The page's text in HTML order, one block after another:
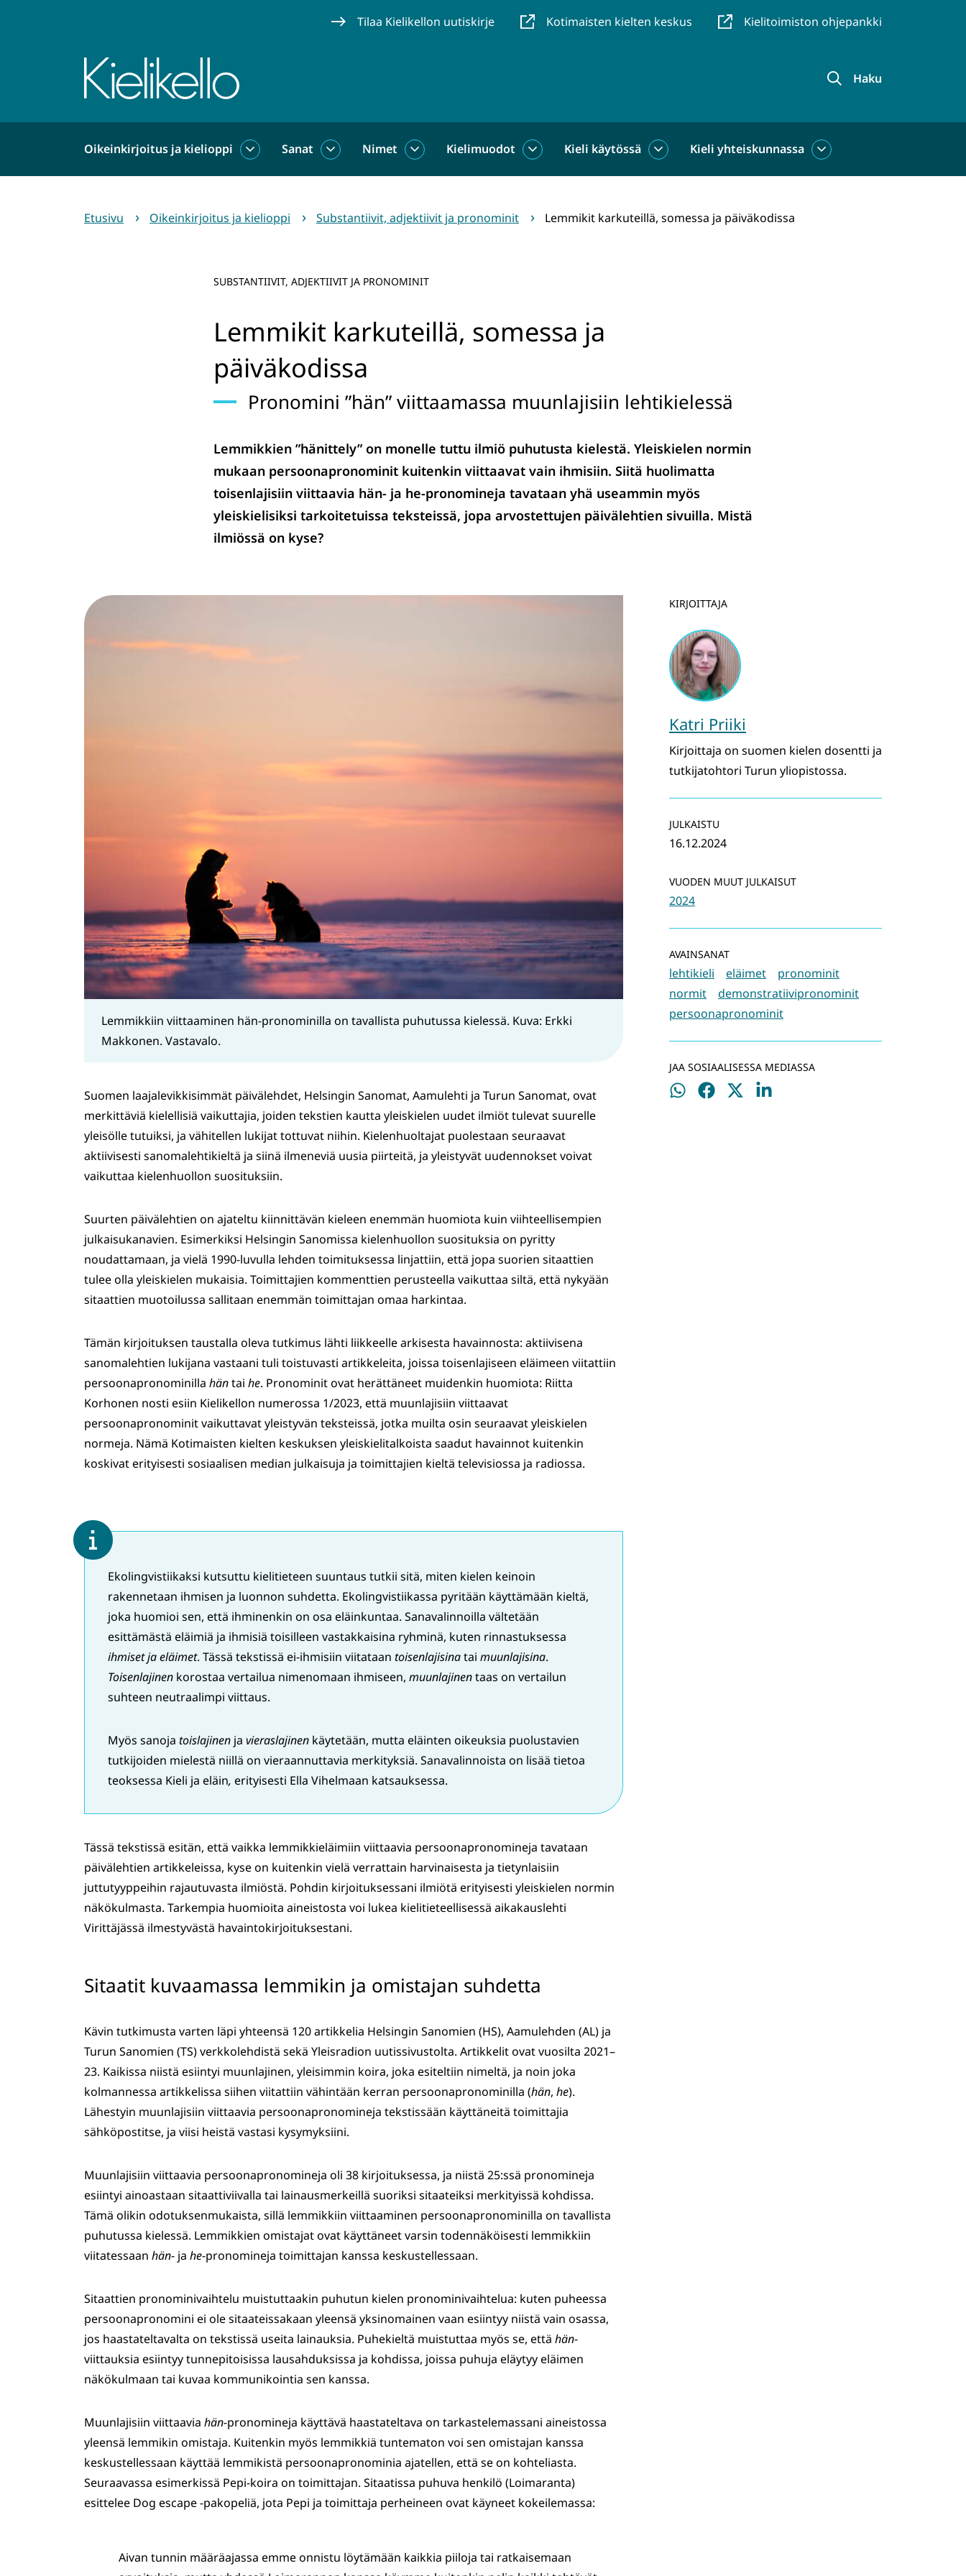
Tilaa Kielikellon uutiskirje Kotimaisten kielten keskus Kielitoimiston ohjepankki
Etusivu
Haku
Oikeinkirjoitus ja kielioppi
Oikeinkirjoitus
Sanat
Sanat
Nimet
NimetKielimuodot
KielimuodotKieli käytössä
Kieli
Kieli yhteiskunnassa
Kieli
Etusivu
Oikeinkirjoitus ja kielioppi Substantiivit, adjektiivit ja pronominit Lemmikit karkuteillä, somessa ja päiväkodissa
SUBSTANTIIVIT, ADJEKTIIVIT JA PRONOMINIT
Lemmikit karkuteillä, somessa ja
päiväkodissa
Pronomini ”hän” viittaamassa muunlajisiin lehtikielessä
Lemmikkien ”hänittely” on monelle tuttu ilmiö puhutusta kielestä. Yleiskielen normin
mukaan persoonapronominit kuitenkin viittaavat vain ihmisiin. Siitä huolimatta
toisenlajisiin viittaavia hän- ja he-pronomineja tavataan yhä useammin myös
yleiskielisiksi tarkoitetuissa teksteissä, jopa arvostettujen päivälehtien sivuilla. Mistä
ilmiössä on kyse?
KIRJOITTAJA
Katri Priiki
Kirjoittaja on suomen kielen dosentti ja
tutkijatohtori Turun yliopistossa.
JULKAISTU
16.12.2024
VUODEN MUUT JULKAISUT
2024
AVAINSANAT
lehtikieli eläimet
pronominit
normit
demonstratiivipronominit
persoonapronominit
JAA SOSIAALISESSA MEDIASSA
Jaa
Jaa
Jaa
Jaa
Lemmikkiin viittaaminen hän-pronominilla on tavallista puhutussa kielessä. Kuva: Erkki
Makkonen. Vastavalo.
Suomen laajalevikkisimmät päivälehdet, Helsingin Sanomat, Aamulehti ja Turun Sanomat, ovat
merkittäviä kielellisiä vaikuttajia, joiden tekstien kautta yleiskielen uudet ilmiöt tulevat suurelle
yleisölle tutuiksi, ja vähitellen lukijat tottuvat niihin. Kielenhuoltajat puolestaan seuraavat
aktiivisesti sanomalehtikieltä ja siinä ilmeneviä uusia piirteitä, ja yleistyvät uudennokset voivat
vaikuttaa kielenhuollon suosituksiin.
Suurten päivälehtien on ajateltu kiinnittävän kieleen enemmän huomiota kuin viihteellisempien
julkaisukanavien. Esimerkiksi Helsingin Sanomissa kielenhuollon suosituksia on pyritty
noudattamaan, ja vielä 1990-luvulla lehden toimituksessa linjattiin, että jopa suorien sitaattien
tulee olla yleiskielen mukaisia. Toimittajien kommenttien perusteella vaikuttaa siltä, että nykyään
sitaattien muotoilussa sallitaan enemmän toimittajan omaa harkintaa.
Tämän kirjoituksen taustalla oleva tutkimus lähti liikkeelle arkisesta havainnosta: aktiivisena
sanomalehtien lukijana vastaani tuli toistuvasti artikkeleita, joissa toisenlajiseen eläimeen viitattiin
persoonapronominilla häntai he. Pronominit ovat herättäneet muidenkin huomiota: Riitta
Korhonen nosti esiin Kielikellon numerossa 1/2023, että muunlajisiin viittaavat
persoonapronominit vaikuttavat yleistyvän teksteissä, jotka muilta osin seuraavat yleiskielen
normeja. Nämä Kotimaisten kielten keskuksen yleiskielitalkoista saadut havainnot kuitenkin
koskivat erityisesti sosiaalisen median julkaisuja ja toimittajien kieltä televisiossa ja radiossa.
Ekolingvistiikaksi kutsuttu kielitieteen suuntaus tutkii sitä, miten kielen keinoin
rakennetaan ihmisen ja luonnon suhdetta. Ekolingvistiikassa pyritään käyttämään kieltä,
joka huomioi sen, että ihminenkin on osa eläinkuntaa. Sanavalinnoilla vältetään
esittämästä eläimiä ja ihmisiä toisilleen vastakkaisina ryhminä, kuten rinnastuksessa
ihmiset ja eläimet. Tässä tekstissä ei-ihmisiin viitataan toisenlajisinatai muunlajisina.
Toisenlajinen korostaa vertailua nimenomaan ihmiseen, muunlajinentaas on vertailun
suhteen neutraalimpi viittaus.
Myös sanoja toislajinen ja vieraslajinen käytetään, mutta eläinten oikeuksia puolustavien
tutkijoiden mielestä niillä on vieraannuttavia merkityksiä. Sanavalinnoista on lisää tietoa
teoksessa Kieli ja eläin, erityisesti Ella Vihelmaan katsauksessa.
Tässä tekstissä esitän, että vaikka lemmikkieläimiin viittaavia persoonapronomineja tavataan
päivälehtien artikkeleissa, kyse on kuitenkin vielä verrattain harvinaisesta ja tietynlaisiin
juttutyyppeihin rajautuvasta ilmiöstä. Pohdin kirjoituksessani ilmiötä erityisesti yleiskielen normin
näkökulmasta. Tarkempia huomioita aineistosta voi lukea kielitieteellisessä aikakauslehti
Virittäjässä ilmestyvästä havaintokirjoituksestani.
Sitaatit kuvaamassa lemmikin ja omistajan suhdetta
Kävin tutkimusta varten läpi yhteensä 120 artikkelia Helsingin Sanomien (HS), Aamulehden (AL) ja
Turun Sanomien (TS) verkkolehdistä sekä Yleisradion uutissivustolta. Artikkelit ovat vuosilta 2021–
23. Kaikissa niistä esiintyi muunlajinen, yleisimmin koira, joka esiteltiin nimeltä, ja noin joka
kolmannessa artikkelissa siihen viitattiin vähintään kerran persoonapronominilla (hän, he).
Lähestyin muunlajisiin viittaavia persoonapronomineja tekstissään käyttäneitä toimittajia
sähköpostitse, ja viisi heistä vastasi kysymyksiini.
Muunlajisiin viittaavia persoonapronomineja oli 38 kirjoituksessa, ja niistä 25:ssä pronomineja
esiintyi ainoastaan sitaattiviivalla tai lainausmerkeillä suoriksi sitaateiksi merkityissä kohdissa.
Tämä olikin odotuksenmukaista, sillä lemmikkiin viittaaminen persoonapronominilla on tavallista
puhutussa kielessä. Lemmikkien omistajat ovat käyttäneet varsin todennäköisesti lemmikkiin
viitatessaan hän- ja he-pronomineja toimittajan kanssa keskustellessaan.
Sitaattien pronominivaihtelu muistuttaakin puhutun kielen pronominivaihtelua: kuten puheessa
persoonapronomini ei ole sitaateissakaan yleensä yksinomainen vaan esiintyy niistä vain osassa,
jos haastateltavalta on tekstissä useita lainauksia. Puhekieltä muistuttaa myös se, että hän-
viittauksia esiintyy tunnepitoisissa lausahduksissa ja kohdissa, joissa puhuja eläytyy eläimen
näkökulmaan tai kuvaa kommunikointia sen kanssa.
Muunlajisiin viittaavia hän-pronomineja käyttävä haastateltava on tarkastelemassani aineistossa
yleensä lemmikin omistaja. Kuitenkin myös lemmikkiä tuntematon voi sen omistajan kanssa
keskustellessaan käyttää lemmikistä persoonapronominia ajatellen, että se on kohteliasta.
Seuraavassa esimerkissä Pepi-koira on toimittajan. Sitaatissa puhuva henkilö (Loimaranta)
esittelee Dog escape -pakopeliä, jota Pepi ja toimittaja perheineen ovat käyneet kokeilemassa:
Aivan tunnin määräajassa emme onnistu löytämään kaikkia piiloja tai ratkaisemaan